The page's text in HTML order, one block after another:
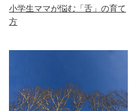
小学生ママが悩む「舌」の育て
方